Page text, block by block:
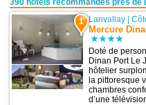
390 hôtels recommandés près de
1 Lanvallay |
Mercure
Doté de
Dinan Port Le
hôtelier
la pittoresque
chambres
d’une